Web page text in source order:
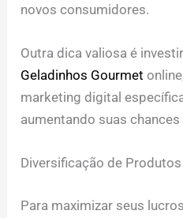
novos consumidores.
Outra dica valiosa é
Geladinhos Gourmet
marketing digital
aumentando suas
Diversificação de Produtos
Para maximizar seus